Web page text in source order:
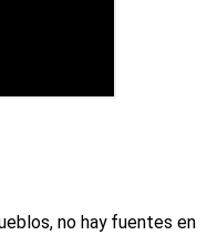
no hay fuentes en